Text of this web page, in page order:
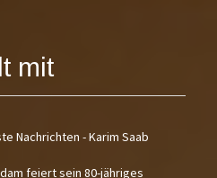
mit
Nachrichten - Karim Saab
feiert sein 80-jähriges